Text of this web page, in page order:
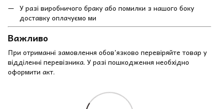
У разі виробничого браку або помилки з нашого боку
доставку оплачуємо ми
Важливо
При отриманні замовлення обов’язково перевіряйте товар у
відділенні перевізника. У разі пошкодження необхідно
оформити акт.